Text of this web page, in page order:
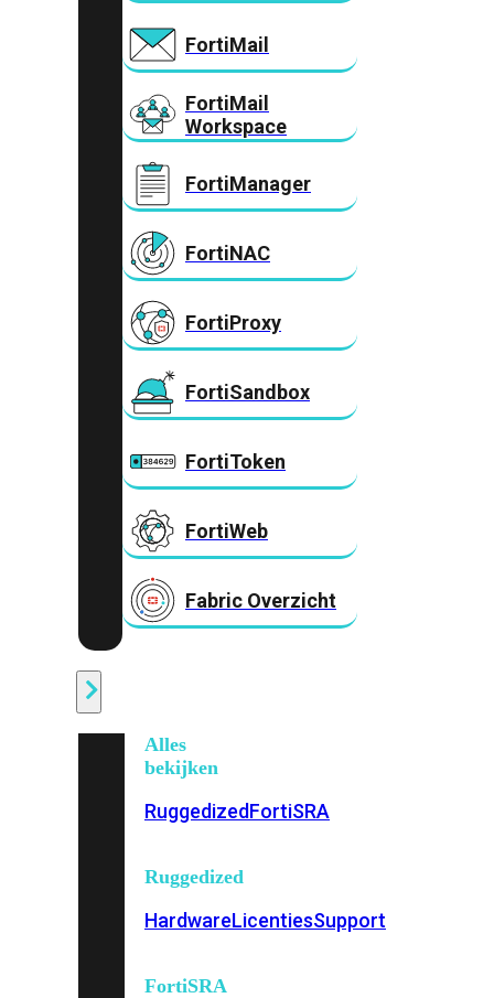
FortiMail
FortiMail
Workspace
FortiManager
FortiNAC
FortiProxy
FortiSandbox
FortiToken
FortiWeb
Fabric Overzicht
Alles
bekijken
RuggedizedFortiSRA
Ruggedized
HardwareLicentiesSupport
FortiSRA